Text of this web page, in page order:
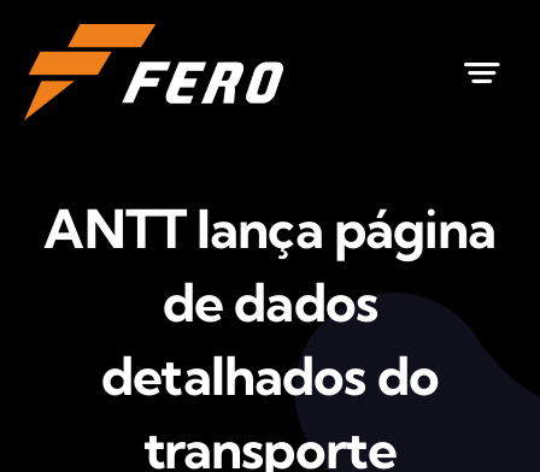
para
conteúdo
ANTT lança página
de dados
detalhados do
transporte